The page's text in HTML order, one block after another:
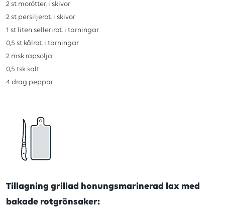
2 st morötter, i skivor
2 st persiljerot, i skivor
1 st liten sellerirot, i tärningar
0,5 st kålrot, i tärningar
2 msk rapsolja
0,5 tsk salt
4 drag peppar
Tillagning grillad honungsmarinerad lax med
bakade rotgrönsaker: